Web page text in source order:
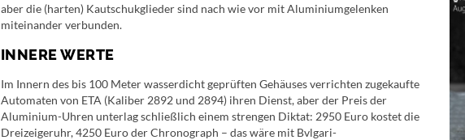
aber die (harten) Kautschukglieder sind nach wie vor mit Aluminiumgelenken
miteinander verbunden.
INNERE WERTE
Im Innern des bis 100 Meter wasserdicht geprüften Gehäuses verrichten zugekaufte
Automaten von ETA (Kaliber 2892 und 2894) ihren Dienst, aber der Preis der
Aluminium-Uhren unterlag schließlich einem strengen Diktat: 2950 Euro kostet die
Dreizeigeruhr, 4250 Euro der Chronograph – das wäre mit Bvlgari-